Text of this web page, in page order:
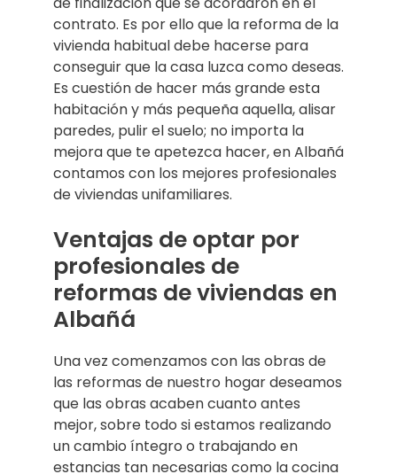
contrato. Es por ello que la reforma de la
vivienda habitual debe hacerse para
conseguir que la casa luzca como deseas.
Es cuestión de hacer más grande esta
habitación y más pequeña aquella, alisar
paredes, pulir el suelo; no importa la
mejora que te apetezca hacer, en Albañá
contamos con los mejores profesionales
de viviendas unifamiliares.
Ventajas de optar por
profesionales de
reformas de viviendas en
Albañá
Una vez comenzamos con las obras de
las reformas de nuestro hogar deseamos
que las obras acaben cuanto antes
mejor, sobre todo si estamos realizando
un cambio íntegro o trabajando en
estancias tan necesarias como la cocina